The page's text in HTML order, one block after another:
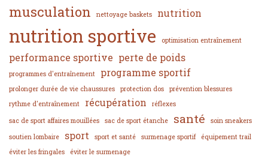
musculation nettoyage baskets nutrition
nutrition sportive optimisation entraînement
performance sportive perte de poids
programmes d'entraînement programme sportif
prolonger durée de vie chaussures protection dos
prévention blessures
rythme d'entraînement
récupération
réflexes
sac de sport affaires mouillées
sac de sport étanche santé
soin sneakers
soutien lombaire
sport sport et santé surmenage sportif
équipement trail
éviter les fringales
éviter le surmenage